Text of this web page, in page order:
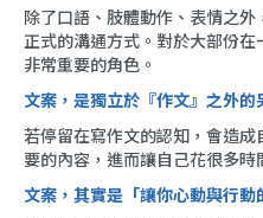
除了口語、肢體動作、表情之
正式的溝通方式。對於大部份
非常重要的角色。
文案，是獨立於『作文』之外的
若停留在寫作文的認知，會造
要的內容，進而讓自己花很多時
文案，其實是「讓你心動與行動